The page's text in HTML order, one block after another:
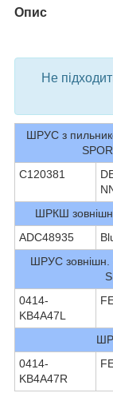
Опис
Не
ШРУС з
C120381
ШРКШ
ADC48935
ШРУС зовнішн.
0414-
KB4A47L
0414-
KB4A47R